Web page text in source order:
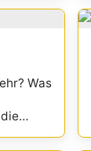
Was